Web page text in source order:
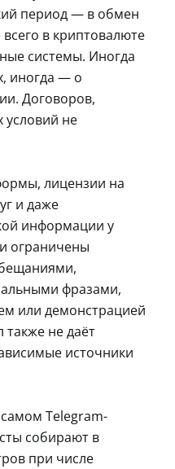
период — в обмен
в криптовалюте
системы. Иногда
иногда — о
Договоров,
условий не
лицензии на
и даже
информации у
ограничены
фразами,
или демонстрацией
также не даёт
источники
Telegram-
собирают в
при числе